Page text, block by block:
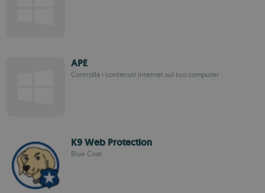
APE
Controlla i contenuti internet sul tuo computer
K9 Web Protection
Blue Coat